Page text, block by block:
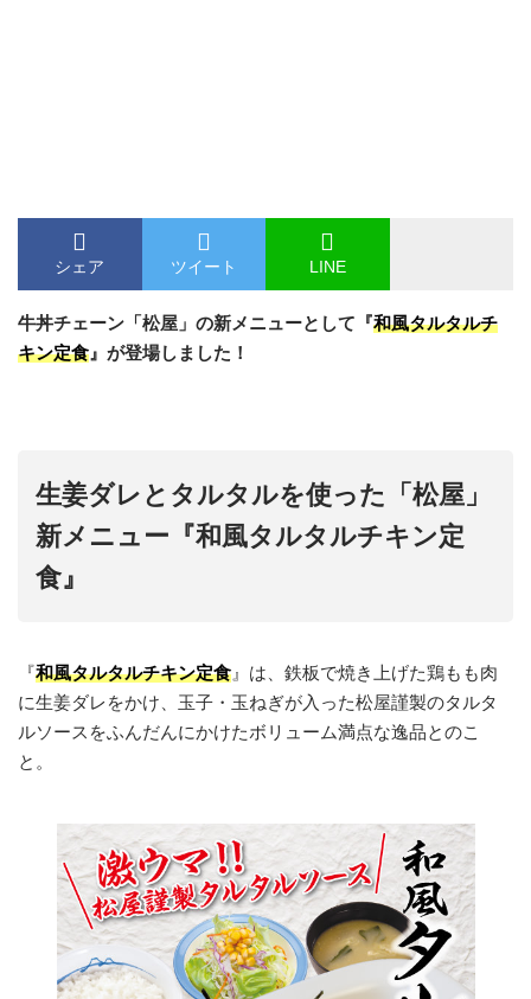
シェア ツイート LINE
牛丼チェーン「松屋 」の新メニューとして『和風タルタルチ
キン定食 』が登場しました！
生姜ダレとタルタルを使った「松屋」
新メニュー『和風タルタルチキン定
食』
『和風タルタルチキン定食 』は、鉄板で焼き上げた鶏もも肉
に生姜ダレをかけ、玉子・玉ねぎが入った松屋謹製のタルタ
ルソースをふんだんにかけたボリューム満点な逸品とのこ
と。